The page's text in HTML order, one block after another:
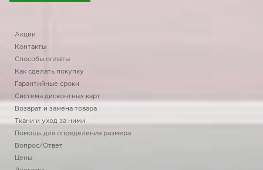
Акции
Контакты
Способы оплаты
Как сделать покупку
Гарантийные сроки
Система дисконтных карт
Возврат и замена товара
Ткани и уход за ними
Помощь для определения размера
Вопрос/Ответ
Цены